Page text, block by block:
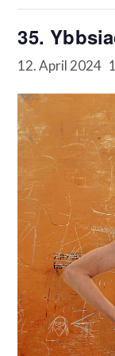
35.
12. April 2024